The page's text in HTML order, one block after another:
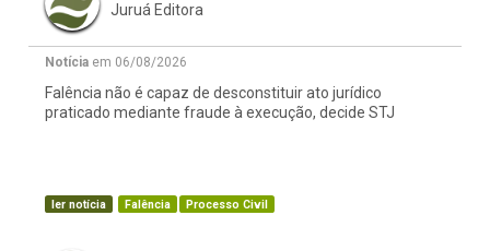
Juruá Editora
Notícia em 06/08/2026
Falência não é capaz de desconstituir ato jurídico
praticado mediante fraude à execução, decide STJ
ler notícia Falência Processo Civil